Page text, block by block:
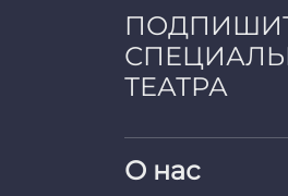
i
n
ТЕАТРА
О нас